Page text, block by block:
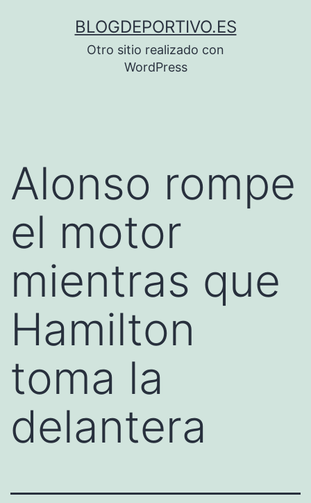
BLOGDEPORTIVO.ES
Otro sitio realizado con
WordPress
Alonso rompe
el motor
mientras que
Hamilton
toma la
delantera